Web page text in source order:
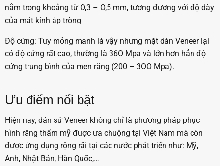
nằm trong khoảng từ O,3 – O,5 mm, tương đương với độ dày
của mặt kính áp tròng.
Độ cứng: Tuy mỏng manh là vậy nhưng mặt dán Veneer lại
có độ cứng rất cao, thường là 36O Mpa và lớn hơn hẳn độ
cứng trung bình của men răng (200 – 3OO Mpa).
Ưu điểm nổi bật
Hiện nay, dán sứ Veneer không chỉ là phương pháp phục
hình răng thẩm mỹ được ưa chuộng tại Việt Nam mà còn
được ứng dụng rộng rãi tại các nước phát triển như: Mỹ,
Anh, Nhật Bản, Hàn Quốc,…